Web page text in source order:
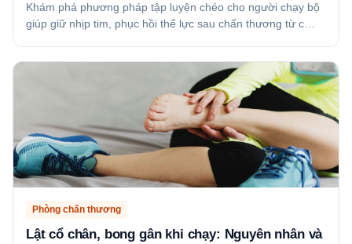
Khám phá phương pháp tập luyện chéo cho người chạy bộ
giúp giữ nhịp tim, phục hồi thể lực sau chấn thương từ c…
Phòng chấn thương
Lật cổ chân, bong gân khi chạy: Nguyên nhân và